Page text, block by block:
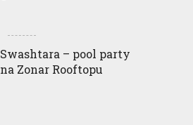
Swashtara – pool party
na Zonar Rooftopu